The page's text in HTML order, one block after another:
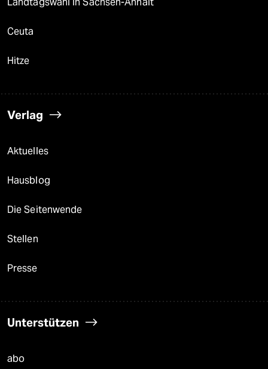
Landtagswahl in Sachsen-Anhalt
Ceuta
Hitze
Verlag
Aktuelles
Hausblog
Die Seitenwende
Stellen
Presse
Unterstützen
abo